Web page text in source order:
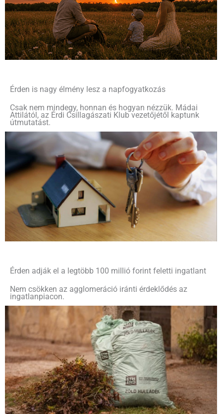
Érden is nagy élmény lesz a napfogyatkozás
Csak nem mindegy, honnan és hogyan nézzük. Mádai
Attilától, az Érdi Csillagászati Klub vezetőjétől kaptunk
útmutatást.
Érden adják el a legtöbb 100 millió forint feletti ingatlant
Nem csökken az agglomeráció iránti érdeklődés az
ingatlanpiacon.